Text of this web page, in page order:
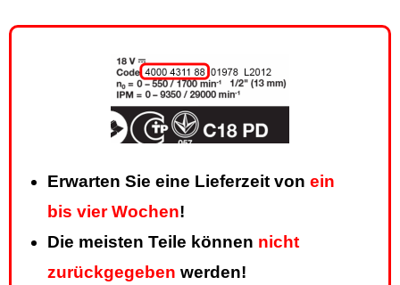
Erwarten Sie eine Lieferzeit von ein
bis vier Wochen!
Die meisten Teile können nicht
zurückgegeben werden!